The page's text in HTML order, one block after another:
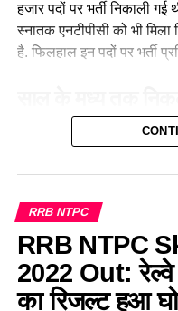
हजार पदों पर भर्ती निकाली
स्नातक एनटीपीसी को भी
है. फिलहाल इन पदों पर भर्ती
Recruitment
है. रेलवे के आधिकारिक सूत्रों
डेढ़ लाख नई भर्तियां निकाली
पदों की संख्या सबसे अधिक
खाली पदों पर भी भर्ती करने का
यूपीएससी परीक्षा के माध्यम से
RRB NTPC
RRB NTPC
2022 Out: रेल्वे
का रिजल्ट हुआ